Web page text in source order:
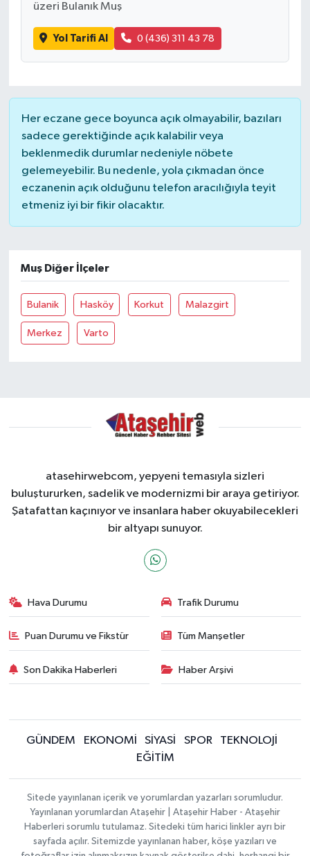
üzeri Bulanık Muş
Yol Tarifi Al 0 (436) 311 43 78
Her eczane gece boyunca açık olmayabilir, bazıları
sadece gerektiğinde açık kalabilir veya
beklenmedik durumlar nedeniyle nöbete
gelemeyebilir. Bu nedenle, yola çıkmadan önce
eczanenin açık olduğunu telefon aracılığıyla teyit
etmeniz iyi bir fikir olacaktır.
Muş Diğer İlçeler
Bulanik Hasköy Korkut Malazgirt
Merkez Varto
atasehirwebcom, yepyeni temasıyla sizleri
buluştururken, sadelik ve modernizmi bir araya getiriyor.
Şatafattan kaçınıyor ve insanlara haber okuyabilecekleri
bir altyapı sunuyor.
Hava Durumu Trafik Durumu
Puan Durumu ve Fikstür Tüm Manşetler
Son Dakika Haberleri Haber Arşivi
GÜNDEM EKONOMİ SİYASİ SPOR
TEKNOLOJİ
EĞİTİM
Sitede yayınlanan içerik ve yorumlardan yazarları sorumludur.
Yayınlanan yorumlardan Ataşehir | Ataşehir Haber - Ataşehir
Haberleri sorumlu tutulamaz. Sitedeki tüm harici linkler ayrı bir
sayfada açılır. Sitemizde yayınlanan haber, köşe yazıları ve